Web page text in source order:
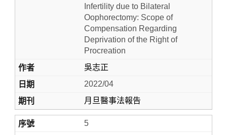
Infertility due to Bilateral
Oophorectomy: Scope of
Compensation Regarding
Deprivation of the Right of
Procreation
吳志正
2022/04
月旦醫事法報告
5